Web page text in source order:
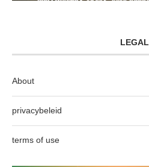
LEGAL
About
privacybeleid
terms of use